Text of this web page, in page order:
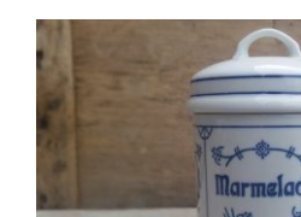
heeft
meerdere
variaties.
Deze
optie